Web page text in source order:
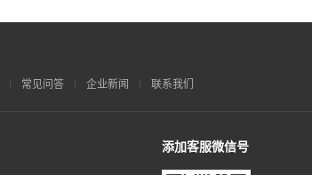
常见问答 企业新闻 联系我们
添加客服微信号